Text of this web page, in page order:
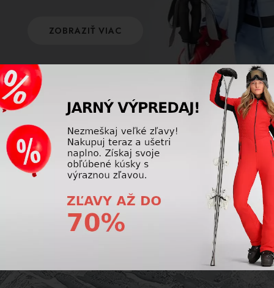
ZOBRAZIŤ VIAC
POISTENIE
Využite úrazové poistenie na hory a poistite
seba aj svoj výstroj! Naša firma ponúka
komplexné poistenie, s ktorým si lyžovačku